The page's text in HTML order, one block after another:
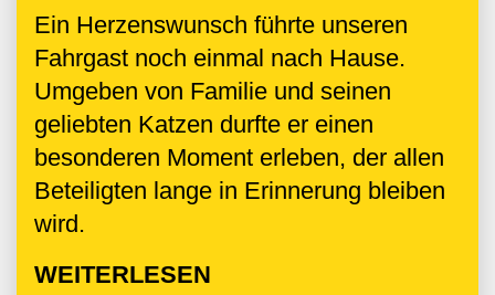
Ein Herzenswunsch führte unseren
Fahrgast noch einmal nach Hause.
Umgeben von Familie und seinen
geliebten Katzen durfte er einen
besonderen Moment erleben, der allen
Beteiligten lange in Erinnerung bleiben
wird.
WEITERLESEN